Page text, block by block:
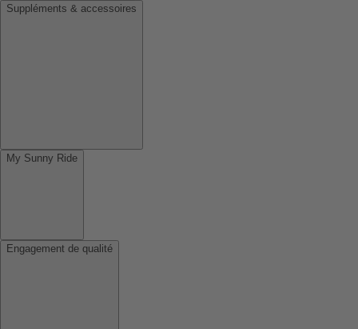
Suppléments & accessoires
My Sunny Ride
Engagement de qualité